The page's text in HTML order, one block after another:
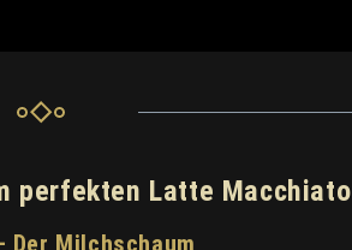
perfekten Latte Macchiato
Der Milchschaum